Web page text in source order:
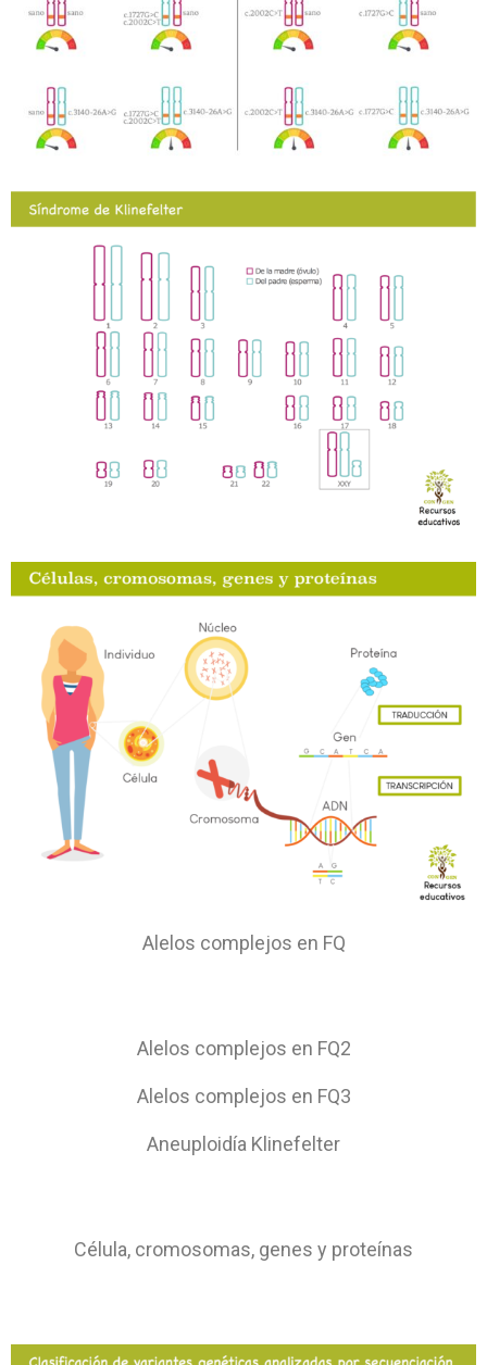
Alelos complejos en FQ
Alelos complejos en FQ2
Alelos complejos en FQ3
Aneuploidía Klinefelter
Célula, cromosomas, genes y proteínas